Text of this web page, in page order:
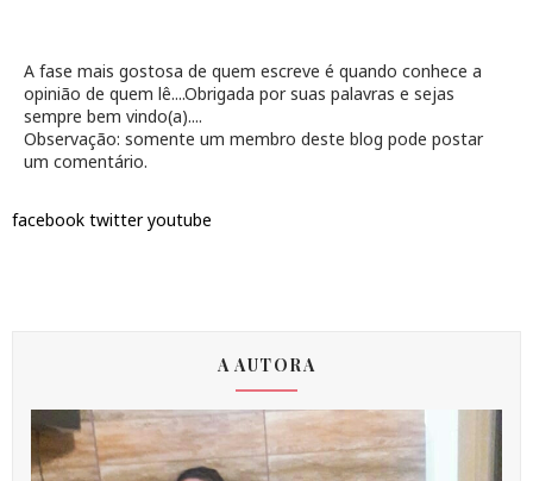
A fase mais gostosa de quem escreve é quando conhece a
opinião de quem lê....Obrigada por suas palavras e sejas
sempre bem vindo(a)....
Observação: somente um membro deste blog pode postar
um comentário.
facebook twitter youtube
A AUTORA